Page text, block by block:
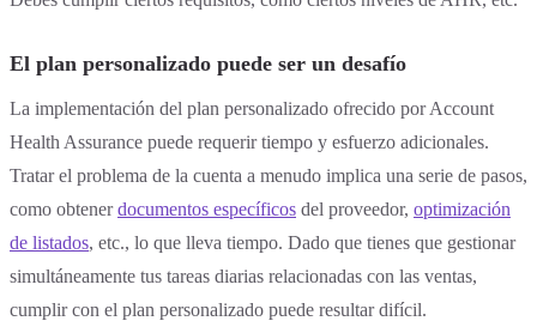
El plan personalizado puede ser un desafío
La implementación del plan personalizado ofrecido por Account
Health Assurance puede requerir tiempo y esfuerzo adicionales.
Tratar el problema de la cuenta a menudo implica una serie de pasos,
como obtenerdocumentos específicos del proveedor, optimización
de listados, etc., lo que lleva tiempo. Dado que tienes que gestionar
simultáneamente tus tareas diarias relacionadas con las ventas,
cumplir con el plan personalizado puede resultar difícil.